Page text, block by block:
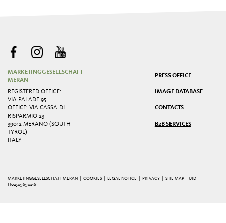
MARKETINGGESELLSCHAFT
MERAN
REGISTERED OFFICE:
VIA PALADE 95
OFFICE: VIA CASSA DI
RISPARMIO 23
39012 MERANO (SOUTH
TYROL)
ITALY
PRESS OFFICE
IMAGE DATABASE
CONTACTS
B2B SERVICES
MARKETINGGESELLSCHAFT MERAN | COOKIES LEGAL NOTICE PRIVACY |SITE MAP
| UID
IT02509690216